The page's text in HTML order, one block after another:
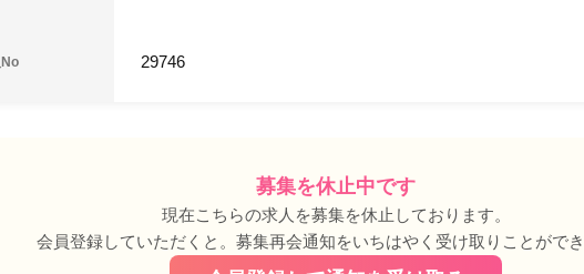
29746
募集を休止中です
現在こちらの求人を募集を休止しております。
会員登録していただくと。募集再会通知をいちはやく受け取りことがで